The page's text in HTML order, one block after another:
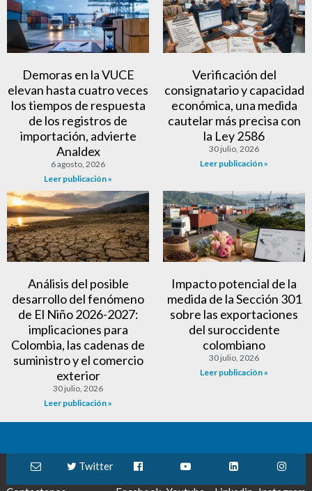
Demoras en la VUCE
elevan hasta cuatro veces
los tiempos de respuesta
de los registros de
importación, advierte
Analdex
6 agosto, 2026
Leer publicación »
Verificación del
consignatario y capacidad
económica, una medida
cautelar más precisa con
la Ley 2586
30 julio, 2026
Leer publicación »
Análisis del posible
desarrollo del fenómeno
de El Niño 2026-2027:
implicaciones para
Colombia, las cadenas de
suministro y el comercio
exterior
30 julio, 2026
Leer publicación »
Impacto potencial de la
medida de la Sección 301
sobre las exportaciones
del suroccidente
colombiano
30 julio, 2026
Leer publicación »
Twitter